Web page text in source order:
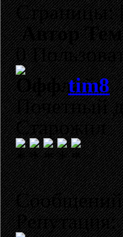
Страницы:
Автор
0
tim8
Почетный
Старожил